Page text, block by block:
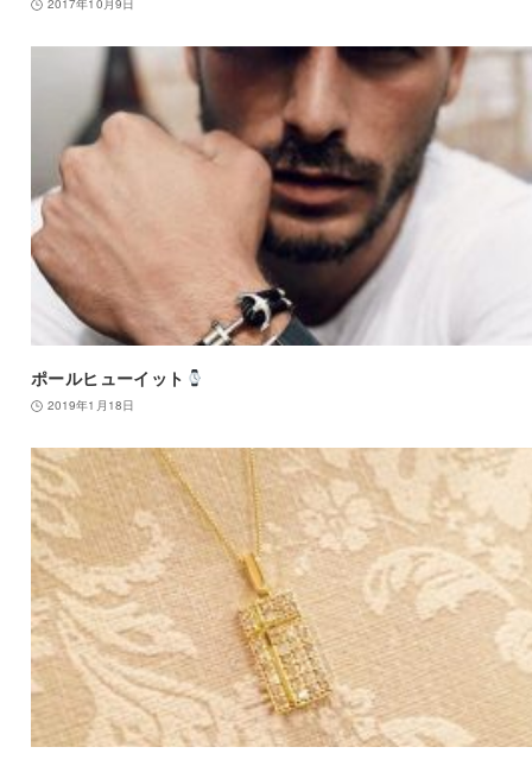
2017年10月9日
ポールヒューイット
2019年1月18日